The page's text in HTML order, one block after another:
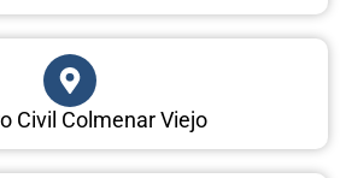
Civil Colmenar Viejo